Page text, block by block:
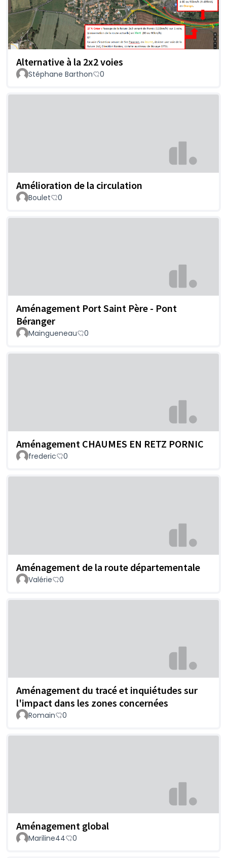
Alternative à la 2x2 voies
Stéphane Barthon 0
Amélioration de la circulation
Boulet 0
Aménagement Port Saint Père - Pont
Béranger
Maingueneau 0
Aménagement CHAUMES EN RETZ PORNIC
frederic 0
Aménagement de la route départementale
Valérie 0
Aménagement du tracé et inquiétudes sur
l'impact dans les zones concernées
Romain 0
Aménagement global
Mariline44 0